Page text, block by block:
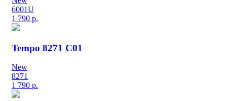
6001U
1 790 р.
Tempo 8271 C01
New
8271
1 790 р.